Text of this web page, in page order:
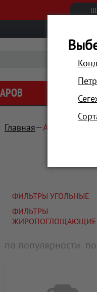
АКЦИИ
Главная Аксессуары
ФИЛЬТРЫ УГОЛЬНЫЕ
ФИЛЬТРЫ
ЖИРОПОГЛОЩАЮЩИЕ
по популярности